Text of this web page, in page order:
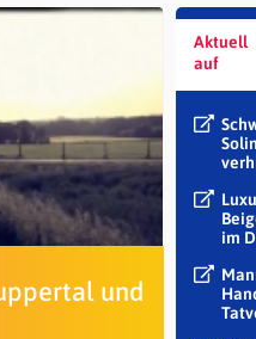
und
Aktuell
auf
im